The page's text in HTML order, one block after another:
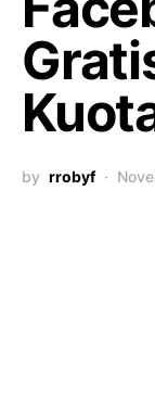
by rrobyf